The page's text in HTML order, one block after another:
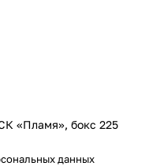
«Пламя», бокс 225
данных